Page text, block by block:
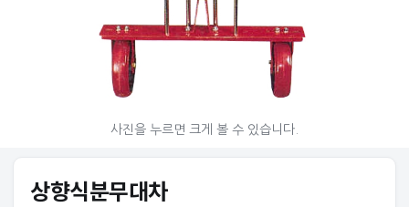
© 아그리즈
사진을 누르면 크게 볼 수 있습니다.
상향식분무대차